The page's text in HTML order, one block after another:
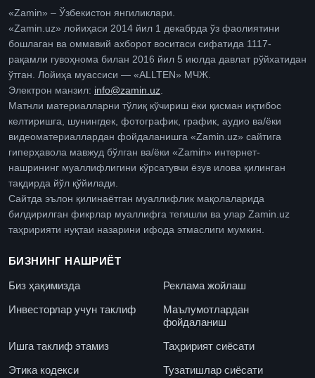
«Zamin» – Ўзбекистон янгиликлари.
«Zamin.uz» лойиҳаси 2014 йил 1 декабрда ўз фаолиятини
бошлаган ва оммавий ахборот воситаси сифатида 1117-
рақамли гувоҳнома билан 2016 йил 5 июлда давлат рўйхатидан
ўтган. Лойиҳа муассиси — «ALLTEN» МЧЖ.
Электрон манзил: info@zamin.uz
Матнли материалларни тўлиқ кўчириш ёки қисман иқтибос
келтиришга, шунингдек, фотографик, график, аудио ва/ёки
видеоматериаллардан фойдаланишга «Zamin.uz» сайтига
гиперҳавола мавжуд бўлган ва/ёки «Zamin» интернет-
нашрининг муаллифлигини кўрсатувчи ёзув илова қилинган
тақдирда йўл қўйилади.
Сайтда эълон қилинаётган муаллифлик мақолаларида
билдирилган фикрлар муаллифга тегишли ва улар Zamin.uz
таҳририяти нуқтаи назарини ифода этмаслиги мумкин.
БИЗНИНГ НАШРИЁТ
Биз ҳақимизда
Реклама жойлаш
Инвесторлар учун таклиф
Маълумотлардан
фойдаланиш
Ишга таклиф этамиз
Таҳририят сиёсати
Этика кодекси
Тузатишлар сиёсати